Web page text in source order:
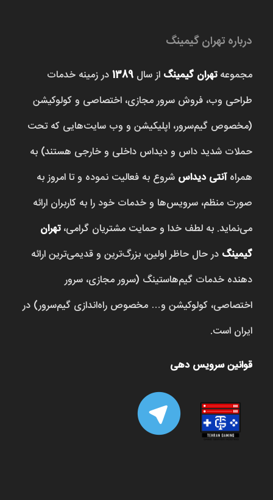
درباره تهران گیمینگ
مجموعهتهران گیمینگ از سال 1389در زمینه خدمات
طراحی وب، فروش‌ سرور مجازی، اختصاصی و کولوکیشن
(مخصوص گیم‌سرور، اپلیکیشن و وب سایت‌هایی که تحت
حملات شدید داس و دیداس داخلی و خارجی هستند) به
همراهآنتی دیداس شروع به فعالیت نموده و تا امروز به
صورت منظم، سرویس‌ها و خدمات خود را به کاربران ارائه
می‌نماید. به لطف خدا و حمایت مشتریان گرامی،تهران
گیمینگ در حال حاظر اولین، بزرگ‌ترین و قدیمی‌ترین ارائه
دهنده خدمات گیم‌هاستینگ (سرور مجازی، سرور
اختصاصی، کولوکیشن و… مخصوص راه‌اندازی گیم‌سرور) در
ایران است.
قوانین سرویس دهی